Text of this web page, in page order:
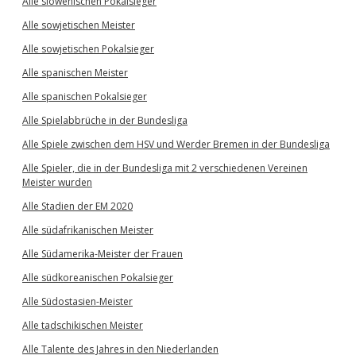
Alle sowjetischen Meister
Alle sowjetischen Pokalsieger
Alle spanischen Meister
Alle spanischen Pokalsieger
Alle Spielabbrüche in der Bundesliga
Alle Spiele zwischen dem HSV und Werder Bremen in der Bundesliga
Alle Spieler, die in der Bundesliga mit 2 verschiedenen Vereinen
Meister wurden
Alle Stadien der EM 2020
Alle südafrikanischen Meister
Alle Südamerika-Meister der Frauen
Alle südkoreanischen Pokalsieger
Alle Südostasien-Meister
Alle tadschikischen Meister
Alle Talente des Jahres in den Niederlanden